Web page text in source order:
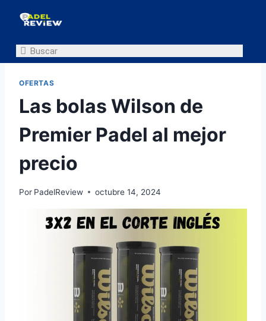
OFERTAS
Las bolas Wilson de
Premier Padel al mejor
precio
Por PadelReview octubre 14, 2024